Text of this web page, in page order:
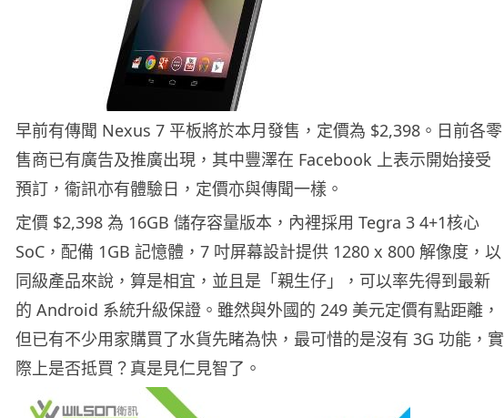
早前有傳聞 Nexus 7 平板將於本月發售，定價為 $2,398。日前各零
售商已有廣告及推廣出現，其中豐澤在 Facebook 上表示開始接受
預訂，衞訊亦有體驗日，定價亦與傳聞一樣。
定價 $2,398 為 16GB 儲存容量版本，內裡採用 Tegra 3 4+1核心
SoC，配備 1GB 記憶體，7 吋屏幕設計提供 1280 x 800 解像度，以
同級產品來說，算是相宜，並且是「親生仔」，可以率先得到最新
的 Android 系統升級保證。雖然與外國的 249 美元定價有點距離，
但已有不少用家購買了水貨先睹為快，最可惜的是沒有 3G 功能，實
際上是否抵買？真是見仁見智了。